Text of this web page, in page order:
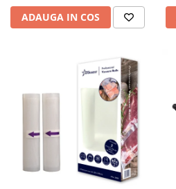
Masini de cusut
Ondulatoare
Periute de dinti electrice
Pile electrice
Placi de indreptat parul
Plite
Preparare alimente
ADAUGA IN COS